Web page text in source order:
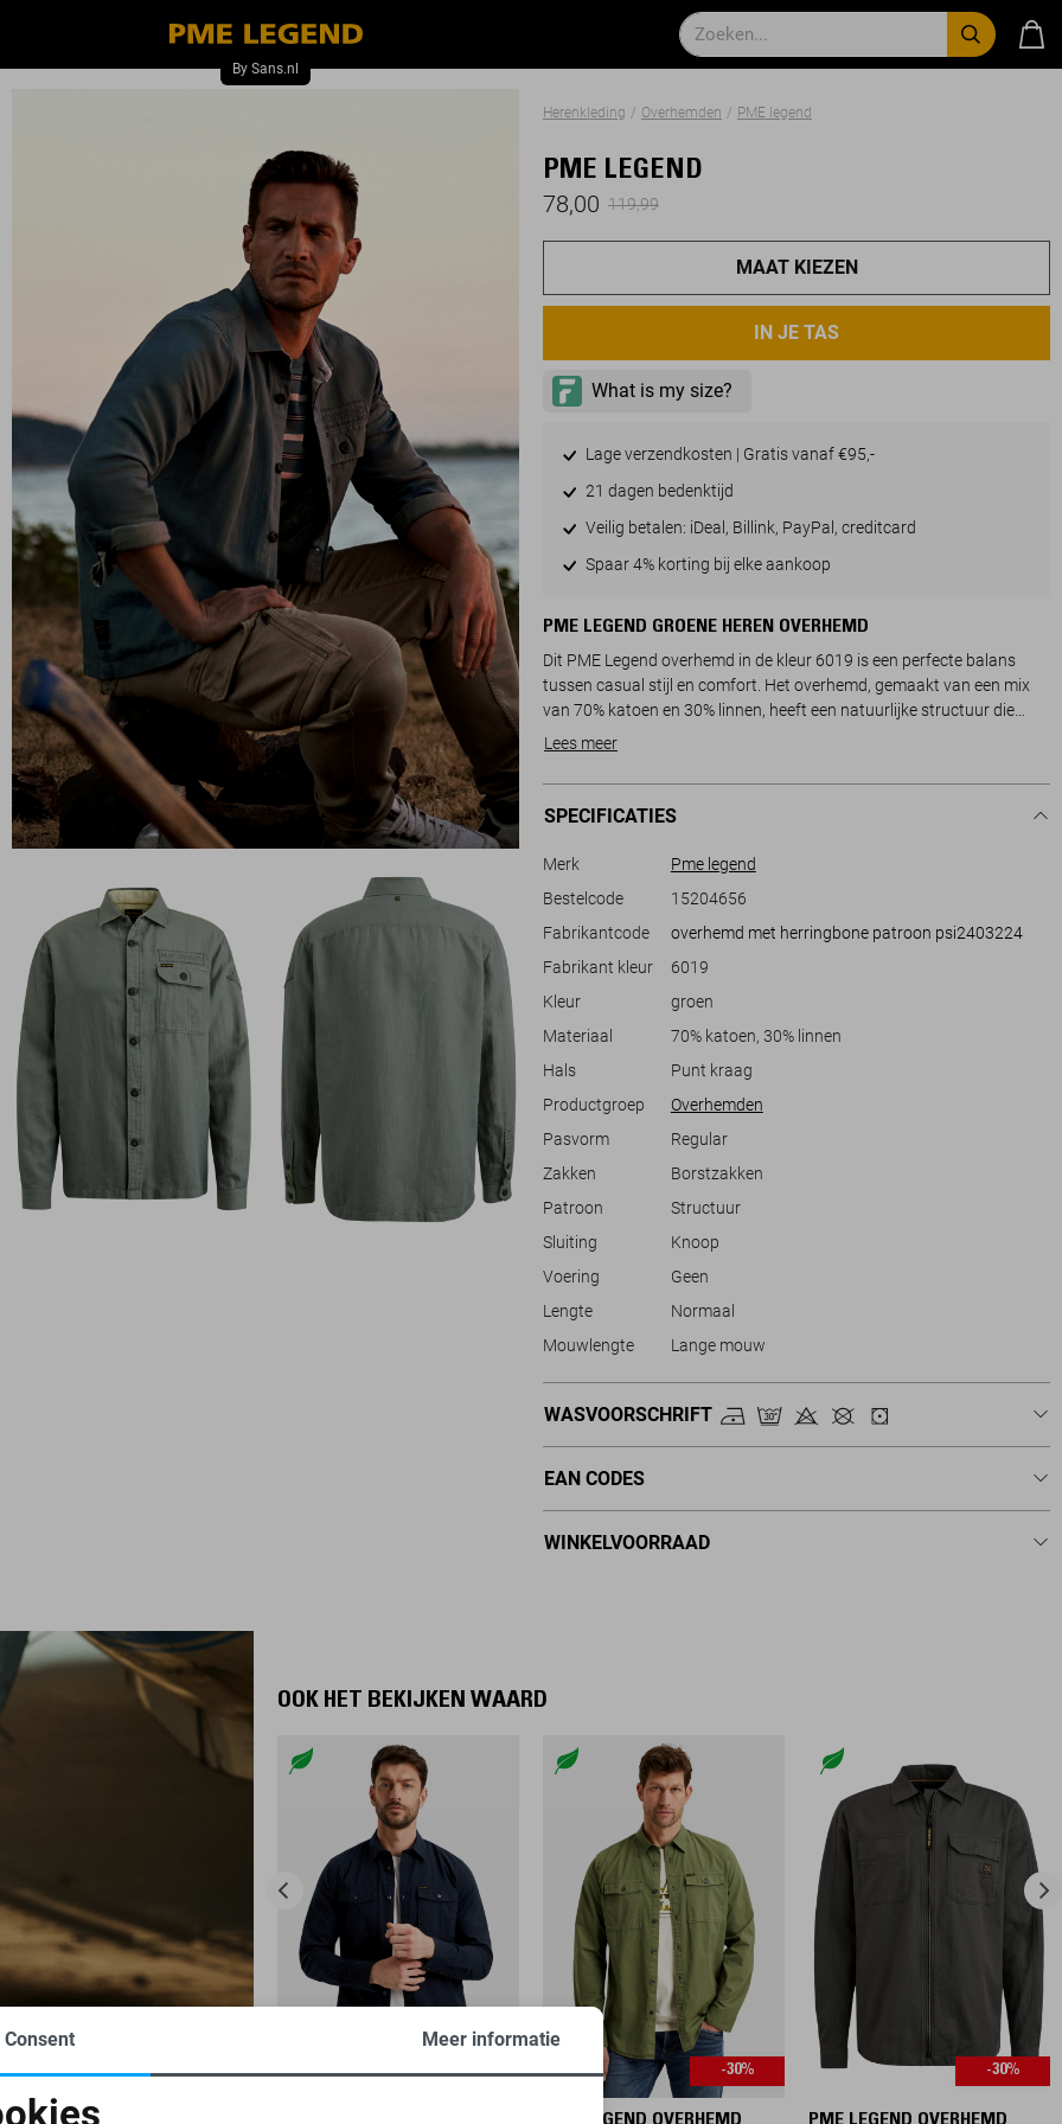
Herenkleding Overhemden PME legend
PME LEGEND
78,00 119,99
MAAT KIEZEN
IN JE TAS
Lage verzendkosten | Gratis vanaf €95,-
21 dagen bedenktijd
Veilig betalen: iDeal, Billink, PayPal, creditcard
Spaar 4% korting bij elke aankoop
PME LEGEND GROENE HEREN OVERHEMD
Dit PME Legend overhemd in de kleur 6019 is een perfecte balans
tussen casual stijl en comfort. Het overhemd, gemaakt van een mix
van 70% katoen en 30% linnen, heeft een natuurlijke structuur die
ideaal is voor zomerse dagen. Met zijn regular pasvorm en klassieke
look. De subtiele knoopsluiting en de praktische borstzak geven het
overhemd een functionele toets, terwijl de lange mouwen ervoor
Het minimalistische ontwerp met een duurzame afwerking maakt het
dagje uit, of met een nette broek voor iets formeels. De neutrale tint en
het veelzijdige ontwerp zorgen ervoor dat dit overhemd moeiteloos
past bij allerlei stijlen en gelegenheden. Of je nu naar een ontspannen
overhemd is altijd een passende keuze.
Lees meer
SPECIFICATIES
Merk
Pme legend
Bestelcode
15204656
Fabrikantcode
overhemd met herringbone patroon psi2403224
Fabrikant kleur
6019
Kleur
groen
Materiaal
70% katoen, 30% linnen
Hals
Punt kraag
Productgroep
Overhemden
Pasvorm
Regular
Zakken
Borstzakken
Patroon
Structuur
Sluiting
Knoop
Voering
Geen
Lengte
Normaal
Mouwlengte
Lange mouw
WASVOORSCHRIFT
EAN CODES
WINKELVOORRAAD
OOK HET BEKIJKEN WAARD
-30% -30% -30%
Consent Meer informatie